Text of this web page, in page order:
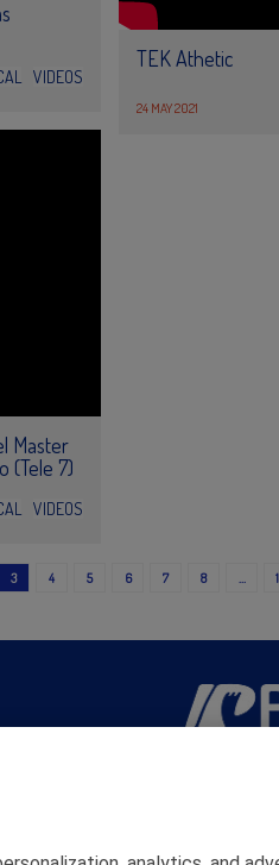
VIDEOS
TEK Athetic
24 MAY 2021
Master
(Tele 7)
VIDEOS
3 4 5 6 7 8